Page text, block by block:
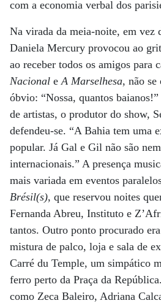
com a economia verbal dos
Na virada da meia-noite, em vez
Daniela Mercury provocou ao
ao receber todos os amigos para
Nacional eA Marselhesa, não se
óbvio: “Nossa, quantos
de artistas, o produtor do show,
defendeu-se. “A Bahia tem uma
popular. Já Gal e Gil não são
internacionais.” A presença
mais variada em eventos
Brésil(s), que reservou noites
Fernanda Abreu, Instituto e
tantos. Outro ponto procurado
mistura de palco, loja e sala de
Carré du Temple, um simpático
ferro perto da Praça da
como Zeca Baleiro, Adriana